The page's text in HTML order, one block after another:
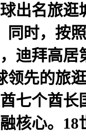
名旅逛
时，按
迪拜高
先的旅
七个酋
核心。